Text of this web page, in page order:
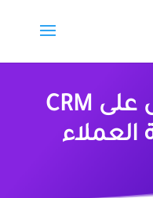
5 طرق للحصول على CRM
العملاء